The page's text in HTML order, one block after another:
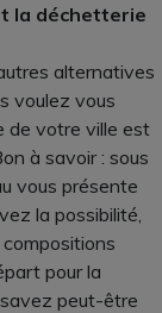
la déchetterie
alternatives
voulez vous
de votre ville est
à savoir : sous
vous présente
la possibilité,
pour la
peut-être